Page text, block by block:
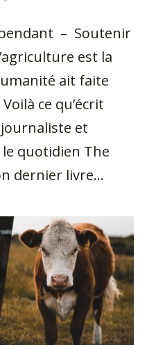
– Soutenir
est la
ait faite
ce qu’écrit
et
quotidien The
dernier livre...